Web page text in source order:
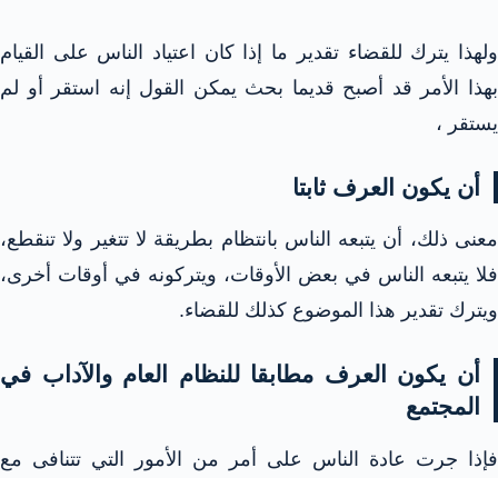
ولهذا يترك للقضاء تقدير ما إذا كان اعتياد الناس على القيام
بهذا الأمر قد أصبح قديما بحث يمكن القول إنه استقر أو لم
يستقر ،
أن يكون العرف ثابتا
معنى ذلك، أن يتبعه الناس بانتظام بطريقة لا تتغير ولا تنقطع،
فلا يتبعه الناس في بعض الأوقات، ويتركونه في أوقات أخرى،
ويترك تقدير هذا الموضوع كذلك للقضاء.
أن يكون العرف مطابقا للنظام العام والآداب في
المجتمع
فإذا جرت عادة الناس على أمر من الأمور التي تتنافى مع